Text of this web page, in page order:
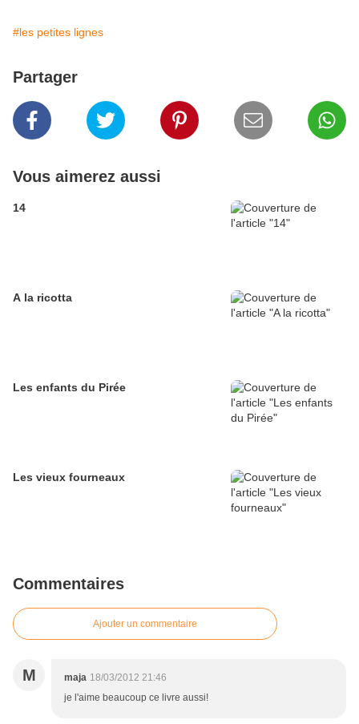
#les petites lignes
Partager
Vous aimerez aussi
14
A la ricotta
Les enfants du Pirée
Les vieux fourneaux
Commentaires
Ajouter un commentaire
M maja 18/03/2012 21:46
je l'aime beaucoup ce livre aussi!